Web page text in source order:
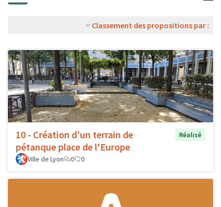
Classement des propositions par :
10 - Création d'un terrain de
pétanque place de l'Europe
Réalisé
Ville de Lyon 0 0